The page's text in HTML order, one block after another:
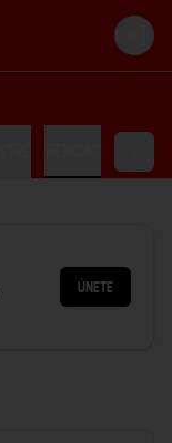
Login
Únete